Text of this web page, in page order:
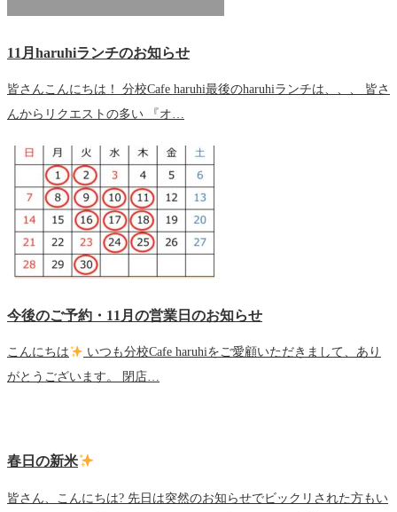
11月haruhiランチのお知らせ
皆さんこんにちは！ 分校Cafe haruhi最後のharuhiランチは、、、 皆さ
んからリクエストの多い 『オ…
今後のご予約・11月の営業日のお知らせ
こんにちは
いつも分校Cafe haruhiをご愛顧いただきまして、あり
がとうございます。 閉店…
春日の新米
皆さん、こんにちは? 先日は突然のお知らせでビックリされた方もい